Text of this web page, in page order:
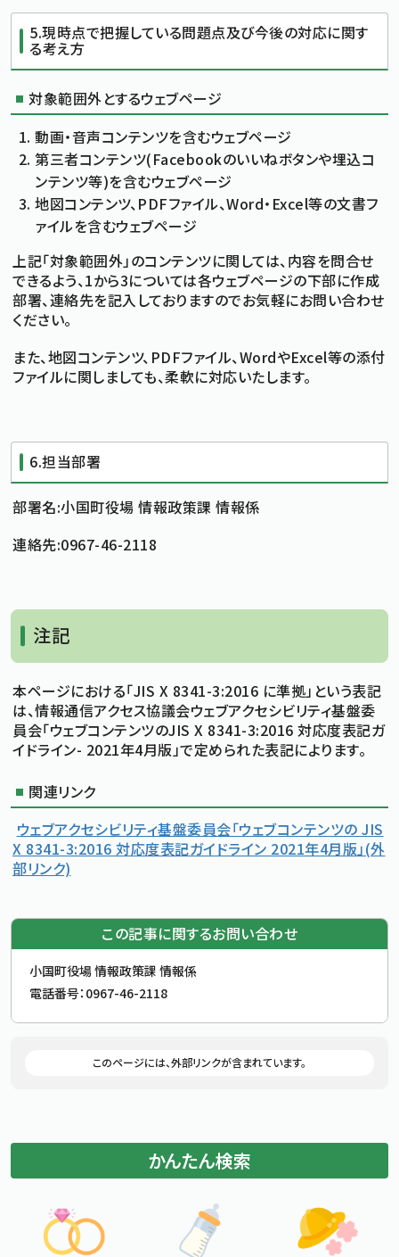
5.現時点で把握している問題点及び今後の対応に関す
る考え方
対象範囲外とするウェブページ
動画・音声コンテンツを含むウェブページ
第三者コンテンツ(Facebookのいいねボタンや埋込コ
ンテンツ等)を含むウェブページ
地図コンテンツ、PDFファイル、Word・Excel等の文書フ
ァイルを含むウェブページ
上記「対象範囲外」のコンテンツに関しては、内容を問合せ
できるよう、1から3については各ウェブページの下部に作成
部署、連絡先を記入しておりますのでお気軽にお問い合わせ
ください。
また、地図コンテンツ、PDFファイル、WordやExcel等の添付
ファイルに関しましても、柔軟に対応いたします。
6.担当部署
部署名:小国町役場 情報政策課 情報係
連絡先:0967-46-2118
注記
本ページにおける「JIS X 8341-3:2016 に準拠」という表記
は、情報通信アクセス協議会ウェブアクセシビリティ基盤委
員会「ウェブコンテンツのJIS X 8341-3:2016 対応度表記ガ
イドライン- 2021年4月版」で定められた表記によります。
関連リンク
ウェブアクセシビリティ基盤委員会「ウェブコンテンツの JIS
X 8341-3:2016 対応度表記ガイドライン 2021年4月版」(外
部リンク)
この記事に関するお問い合わせ
お問合せ先
小国町役場 情報政策課 情報係
電話番号： 0967-46-2118
追加情報：外部リンク
このページには、外部リンクが含まれています。
かんたん検索